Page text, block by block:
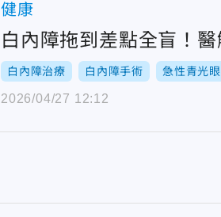
健康
白內障拖到差點全盲！
白內障治療 白內障手術 急性青光眼
2026/04/27 12:12